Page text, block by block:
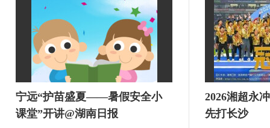
宁远“护苗盛夏——暑假安全小
课堂”开讲@湖南日报
2026湘超永
先打长沙